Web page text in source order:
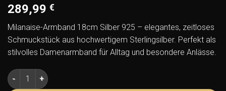
289,99 €
Milanaise-Armband 18cm Silber 925 – elegantes, zeitloses
Schmuckstück aus hochwertigem Sterlingsilber. Perfekt als
stilvolles Damenarmband für Alltag und besondere Anlässe.
Milanaise-Armband 18cm Silber 925 – Elegantes Damen